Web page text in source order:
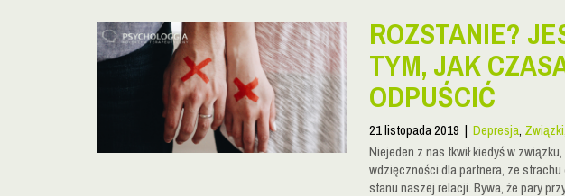
ROZSTANIE?
TYM, JAK
ODPUŚCIĆ
21 listopada 2019 | Depresja,
Niejeden z nas tkwił kiedyś w
wdzięczności dla partnera, ze strachu
stanu naszej relacji. Bywa, że pary